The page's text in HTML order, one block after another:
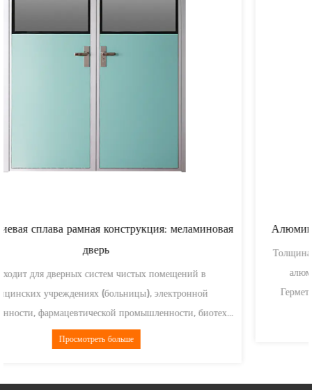
Алюминиевая сплавная плоская рама: стальная дверь
Толщина дверной рамы: 50–100 мм. Конструкция включает
алюминиевую сборку, скрытую шарнирную систему,
Герметизационную технологию для рамы. Монтажная с...
Просмотреть больше